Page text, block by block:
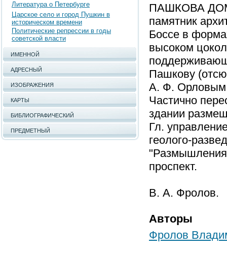
Литература о Петербурге
Царское село и город Пушкин в
историческом времени
Политические репрессии в годы
советской власти
ИМЕННОЙ
АДРЕСНЫЙ
ИЗОБРАЖЕНИЯ
КАРТЫ
БИБЛИОГРАФИЧЕСКИЙ
ПРЕДМЕТНЫЙ
ПАШКОВА ДОМ
памятник
Боссе в
высоком
Пашкову
А. Ф. Орловым,
Частично
здании
Гл.
геолого-
"Размышления
проспект.
В. А. Фролов.
Авторы
Фролов